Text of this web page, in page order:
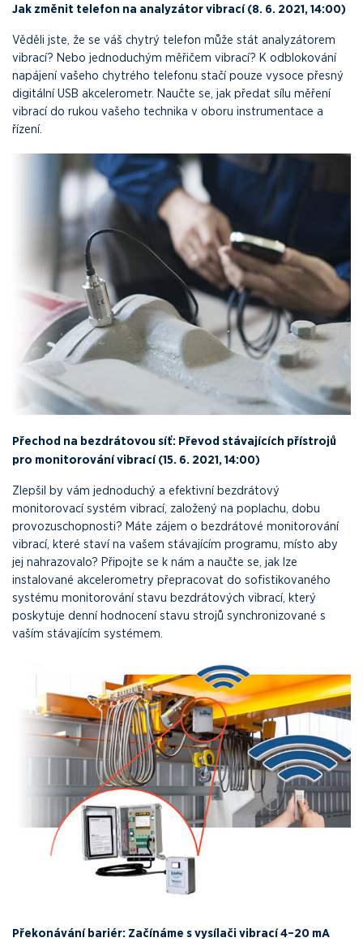
Jak změnit telefon na analyzátor vibrací (8. 6. 2021, 14:00)
Věděli jste, že se váš chytrý telefon může stát analyzátorem
vibrací? Nebo jednoduchým měřičem vibrací? K odblokování
napájení vašeho chytrého telefonu stačí pouze vysoce přesný
digitální USB akcelerometr. Naučte se, jak předat sílu měření
vibrací do rukou vašeho technika v oboru instrumentace a
řízení.
Přechod na bezdrátovou síť: Převod stávajících přístrojů
pro monitorování vibrací (15. 6. 2021, 14:00)
Zlepšil by vám jednoduchý a efektivní bezdrátový
monitorovací systém vibrací, založený na poplachu, dobu
provozuschopnosti? Máte zájem o bezdrátové monitorování
vibrací, které staví na vašem stávajícím programu, místo aby
jej nahrazovalo? Připojte se k nám a naučte se, jak lze
instalované akcelerometry přepracovat do sofistikovaného
systému monitorování stavu bezdrátových vibrací, který
poskytuje denní hodnocení stavu strojů synchronizované s
vaším stávajícím systémem.
Překonávání bariér: Začínáme s vysílači vibrací 4–20 mA